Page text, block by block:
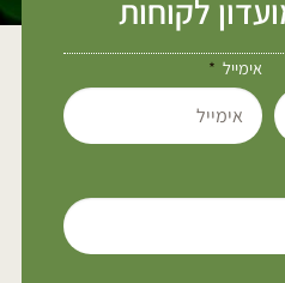
לקוחות
אימייל